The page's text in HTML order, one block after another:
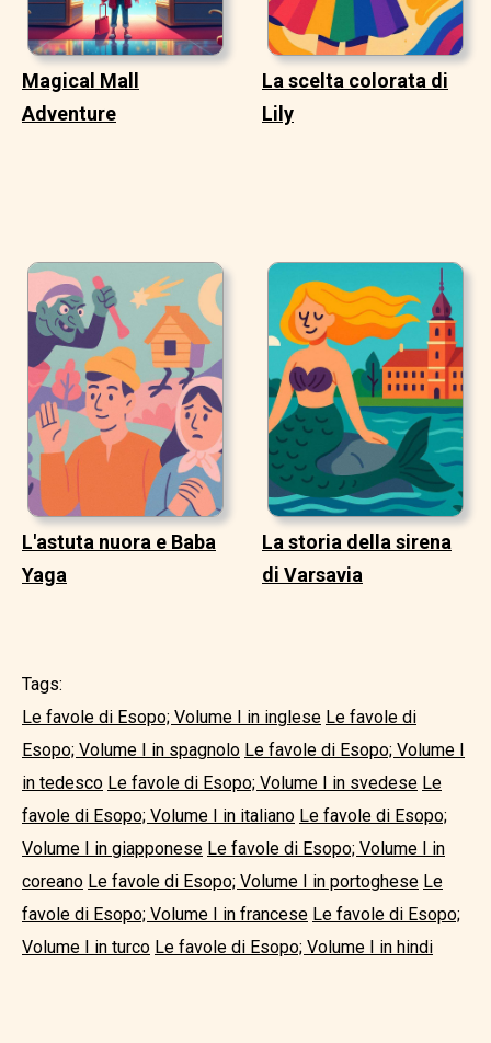
Magical Mall
Adventure
La scelta colorata di
Lily
L'astuta nuora e Baba
Yaga
La storia della sirena
di Varsavia
Tags:
Le favole di Esopo; Volume I in inglese Le favole di
Esopo; Volume I in spagnolo Le favole di Esopo; Volume I
in tedesco Le favole di Esopo; Volume I in svedese Le
favole di Esopo; Volume I in italiano Le favole di Esopo;
Volume I in giapponese Le favole di Esopo; Volume I in
coreano Le favole di Esopo; Volume I in portoghese Le
favole di Esopo; Volume I in francese Le favole di Esopo;
Volume I in turco Le favole di Esopo; Volume I in hindi